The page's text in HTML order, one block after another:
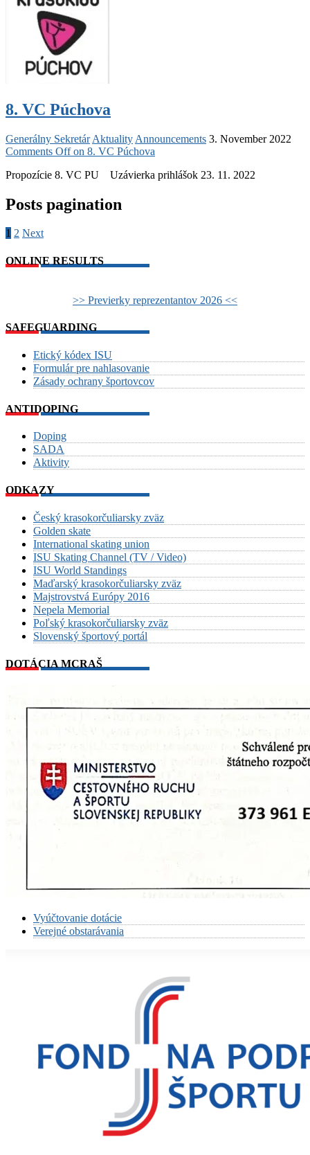
8. VC Púchova
Generálny Sekretár Aktuality Announcements 3. November 2022
Comments Offon 8. VC Púchova
Propozície 8. VC PU Uzávierka prihlášok 23. 11. 2022
Posts pagination
1 2 Next
ONLINE RESULTS
>> Previerky reprezentantov 2026 <<
SAFEGUARDING
Etický kódex ISU
Formulár pre nahlasovanie
Zásady ochrany športovcov
ANTIDOPING
Doping
SADA
Aktivity
ODKAZY
Český krasokorčuliarsky zväz
Golden skate
International skating union
ISU Skating Channel (TV / Video)
ISU World Standings
Maďarský krasokorčuliarsky zväz
Majstrovstvá Európy 2016
Nepela Memorial
Poľský krasokorčuliarsky zväz
Slovenský športový portál
DOTÁCIA MCRAŠ
Vyúčtovanie dotácie
Verejné obstarávania